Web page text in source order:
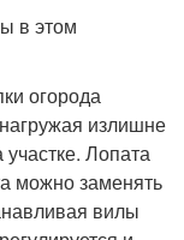
в этом
огорода
излишне
участке. Лопата
можно заменять
вилы